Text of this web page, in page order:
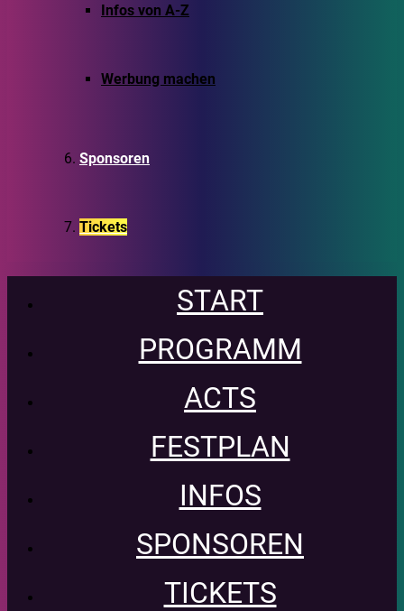
Infos von A-Z
Werbung machen
Sponsoren
Tickets
START
PROGRAMM
ACTS
FESTPLAN
INFOS
SPONSOREN
TICKETS